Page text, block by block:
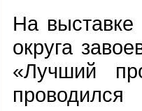
На выставке
округа
«Лучший